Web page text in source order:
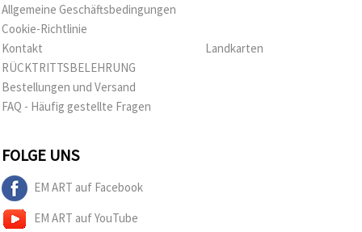
Allgemeine Geschäftsbedingungen
Cookie-Richtlinie
Kontakt
RÜCKTRITTSBELEHRUNG
Bestellungen und Versand
FAQ - Häufig gestellte Fragen
Landkarten
FOLGE UNS
EM ART auf Facebook
EM ART auf YouTube